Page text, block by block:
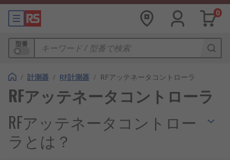
0
型番
/ 計測器 / RF計測器 / RFアッテネータコントローラ
RFアッテネータコントローラ
RFアッテネータコントロー
ラとは？